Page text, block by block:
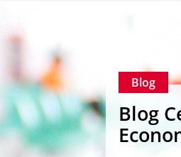
Blog
Blog